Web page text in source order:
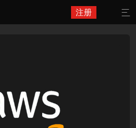
注册 